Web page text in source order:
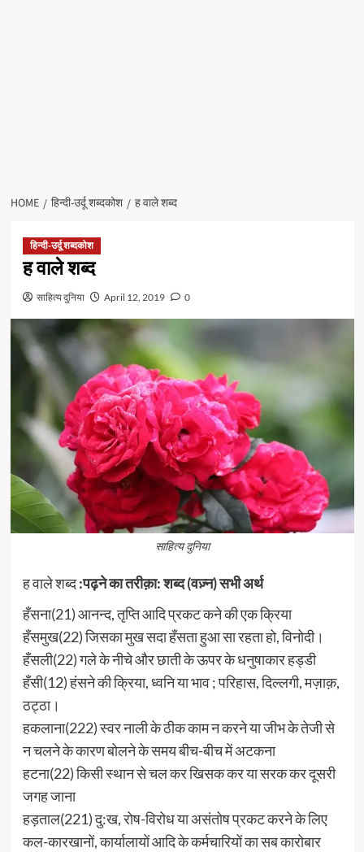
HOME हिन्दी-उर्दू शब्दकोश ह वाले शब्द
हिन्दी-उर्दू शब्दकोश
ह वाले शब्द
साहित्य दुनिया April 12, 2019 0
साहित्य दुनिया
ह वाले शब्द:पढ़ने का तरीक़ा: शब्द (वज़्न) सभी अर्थ
हँसना(21) आनन्द, तृप्ति आदि प्रकट कने की एक क्रिया
हँसमुख(22) जिसका मुख सदा हँसता हुआ सा रहता हो, विनोदी।
हँसली(22) गले के नीचे और छाती के ऊपर के धनुषाकार हड्डी
हँसी(12) हंसने की क्रिया, ध्वनि या भाव ; परिहास, दिल्लगी, मज़ाक़,
ठट्ठा।
हकलाना(222) स्वर नाली के ठीक काम न करने या जीभ के तेजी से
न चलने के कारण बोलने के समय बीच-बीच में अटकना
हटना(22) किसी स्थान से चल कर खिसक कर या सरक कर दूसरी
जगह जाना
हड़ताल(221) दु:ख, रोष-विरोध या असंतोष प्रकट करने के लिए
कल-कारखानों, कार्यालायों आदि के कर्मचारियों का सब कारोबार